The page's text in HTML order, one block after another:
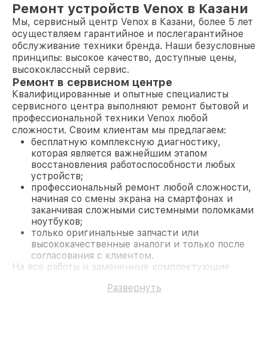
Ремонт устройств Venox в Казани
Мы, сервисный центр Venox в Казани, более 5 лет
осуществляем гарантийное и послегарантийное
обслуживание техники бренда. Наши безусловные
принципы: высокое качество, доступные цены,
высококлассный сервис.
Ремонт в сервисном центре
Квалифицированные и опытные специалисты
сервисного центра выполняют ремонт бытовой и
профессиональной техники Venox любой
сложности. Своим клиентам мы предлагаем:
бесплатную комплексную диагностику,
которая является важнейшим этапом
восстановления работоспособности любых
устройств;
профессиональный ремонт любой сложности,
начиная со смены экрана на смартфонах и
заканчивая сложными системными поломками
ноутбуков;
только оригинальные запчасти или
высококачественные аналоги и только после
согласования с клиентом.
На все работы и замененные комплектующие
поломки по условиям гарантии, мы бесплатно
Развернуть